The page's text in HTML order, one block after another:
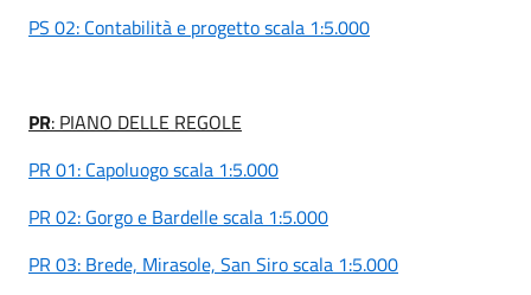
PS 02: Contabilità e progetto scala 1:5.000
PR: PIANO DELLE REGOLE
PR 01: Capoluogo scala 1:5.000
PR 02: Gorgo e Bardelle scala 1:5.000
PR 03: Brede, Mirasole, San Siro scala 1:5.000